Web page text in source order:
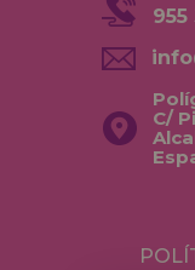
955
C/